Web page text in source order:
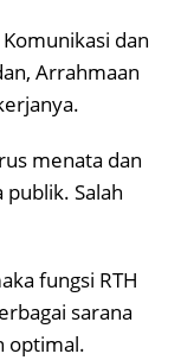
dan
Arrahmaan
menata dan
Salah
fungsi RTH
sarana
optimal.